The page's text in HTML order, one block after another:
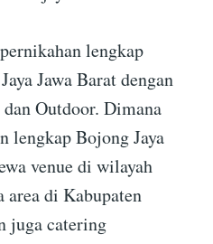
lengkap
Jawa Barat dengan
Outdoor. Dimana
lengkap Bojong Jaya
venue di wilayah
area di Kabupaten
juga catering